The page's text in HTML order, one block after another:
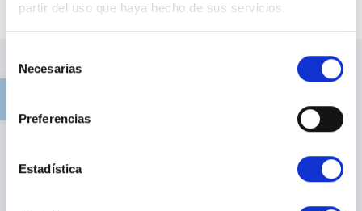
partir del uso que haya hecho de sus servicios.
Necesarias
Preferencias
Estadística
almacenamiento